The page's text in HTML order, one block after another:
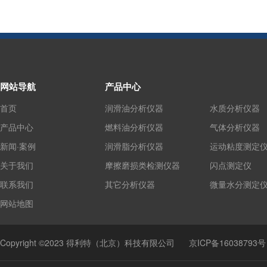
网站导航
首页
产品中心
新闻·案例
关于我们
联系我们
网站地图
产品中心
润滑油分析仪器
燃料油分析仪器
润滑脂分析仪器
摩擦磨损类检测仪器
其它分析仪器
水质分析仪器
气体分析仪器
运动粘度测定
闪点测定仪
微量水分测定
Copyright ©2023 得利特（北京）科技有限公司 京ICP备16038793号